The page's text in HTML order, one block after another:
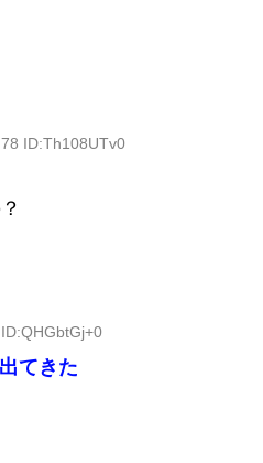
ID:Th108UTv0
てきた